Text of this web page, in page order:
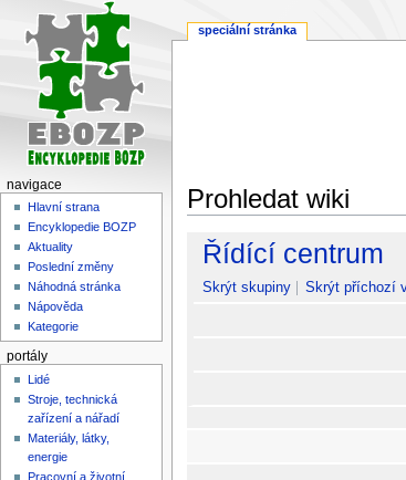
Prohledat wiki
Skočit
navigaci
Skočit
vyhledávání
Řídící centrum
Skrýt skupiny Skrýt příchozí
speciální stránka
navigace
Hlavní strana
Encyklopedie BOZP
Aktuality
Poslední změny
Náhodná stránka
Nápověda
Kategorie
portály
Lidé
Stroje, technická
zařízení a nářadí
Materiály, látky,
energie
Pracovní a životní